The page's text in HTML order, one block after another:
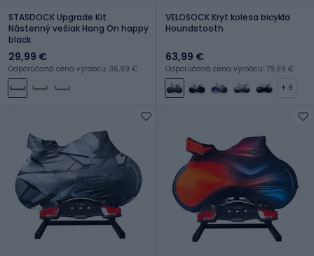
STASDOCK Upgrade Kit
Nástenný vešiak Hang On happy
black
29,99 €
Odporúčaná cena výrobcu: 36,99 €
VELOSOCK Kryt kolesa bicykla
Houndstooth
63,99 €
Odporúčaná cena výrobcu: 79,99 €
+ 9